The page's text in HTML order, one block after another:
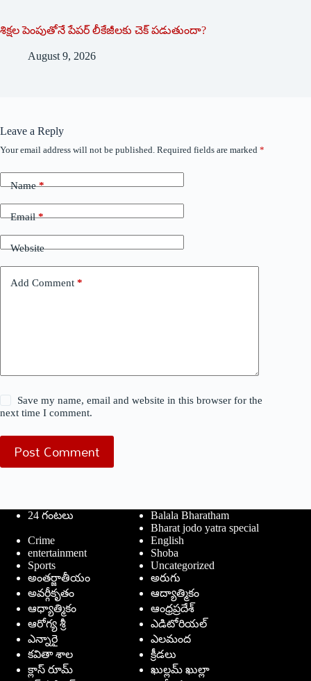
శిక్షల పెంపుతోనే పేపర్ లీకేజీలకు చెక్ పడుతుందా?
August 9, 2026
Leave a Reply
Your email address will not be published. Required fields are marked *
Name*
Email*
Website
Add Comment *
Save my name, email and website in this browser for the
next time I comment.
Post Comment
24 గంటలు
Balala Bharatham
Bharat jodo yatra special
Crime
English
entertainment
Shoba
Sports
Uncategorized
అంతర్జాతీయం
అరుగు
అవర్గీకృతం
ఆద్యాత్మికం
ఆధ్యాత్మికం
ఆంధ్రప్రదేశ్
ఆరోగ్య శ్రీ
ఎడిటోరియల్
ఎన్నారై
ఎలమంద
కవితా శాల
క్రీడలు
క్లాస్ రూమ్
ఖుల్లమ్ ఖుల్లా